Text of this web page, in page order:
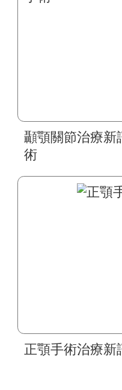
顳顎關節治療新
術
正顎手術治療新